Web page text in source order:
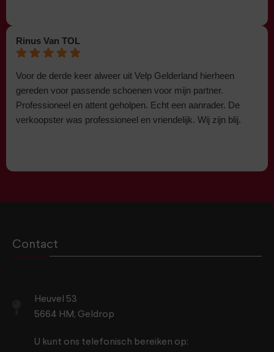
Rinus Van TOL
Voor de derde keer alweer uit Velp Gelderland hierheen
gereden voor passende schoenen voor mijn partner.
Professioneel en attent geholpen. Echt een aanrader. De
verkoopster was professioneel en vriendelijk. Wij zijn blij.
Contact
Heuvel 53
5664 HM, Geldrop
U kunt ons telefonisch bereiken op: